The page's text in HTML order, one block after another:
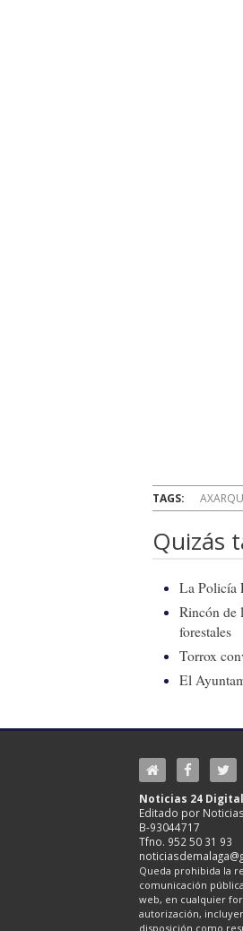
TAGS:
Quizás
La Policía
Rincón de
forestales
Torrox
El
Noticias 24 Digital
Editado por
B-93044717
Tfno. 952 50 31 93
Queda prohibida la
comunicación
web, en cualquier
autorización,
disposición como